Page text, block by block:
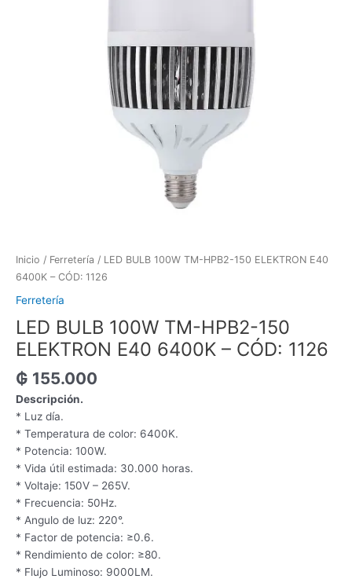
Inicio / Ferretería / LED BULB 100W TM-HPB2-150 ELEKTRON E40
6400K – CÓD: 1126
Ferretería
LED BULB 100W TM-HPB2-150
ELEKTRON E40 6400K – CÓD: 1126
₲ 155.000
Descripción.
* Luz día.
* Temperatura de color: 6400K.
* Potencia: 100W.
* Vida útil estimada: 30.000 horas.
* Voltaje: 150V – 265V.
* Frecuencia: 50Hz.
* Angulo de luz: 220°.
* Factor de potencia: ≥0.6.
* Rendimiento de color: ≥80.
* Flujo Luminoso: 9000LM.